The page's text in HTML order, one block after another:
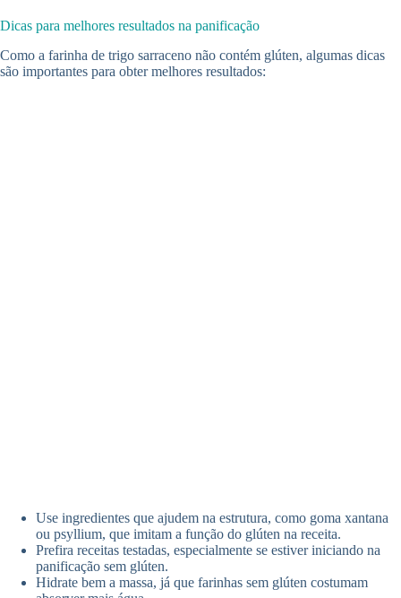
Dicas para melhores resultados na panificação
Como a farinha de trigo sarraceno não contém glúten, algumas dicas
são importantes para obter melhores resultados:
Use ingredientes que ajudem na estrutura, como goma xantana
ou psyllium, que imitam a função do glúten na receita.
Prefira receitas testadas, especialmente se estiver iniciando na
panificação sem glúten.
Hidrate bem a massa, já que farinhas sem glúten costumam